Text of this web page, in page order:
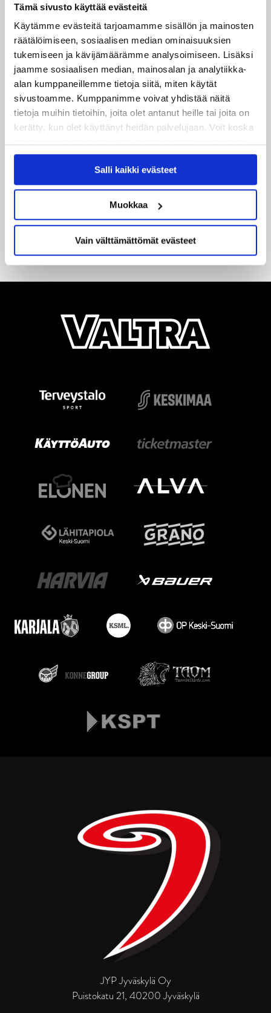
Tämä sivusto käyttää evästeitä
Käytämme evästeitä tarjoamamme sisällön ja mainosten
räätälöimiseen, sosiaalisen median ominaisuuksien
tukemiseen ja kävijämäärämme analysoimiseen. Lisäksi
jaamme sosiaalisen median, mainosalan ja analytiikka-
alan kumppaneillemme tietoja siitä, miten käytät
sivustoamme. Kumppanimme voivat yhdistää näitä
tietoja muihin tietoihin, joita olet antanut heille tai joita on
kerätty, kun olet käyttänyt heidän palvelujaan. Voit koska
käytöstäEvästeet-sivultamme.
Salli kaikki evästeet
Muokkaa
Vain välttämättömät evästeet
25.06.2026
JYP ja Secto Rally Finland yhteistyöhön
02.06.2026
Liiga-kauden 2026-2027 otteluohjelma on julkaistu!
27.05.2026
Reece Newkirk vahvistamaan JYP-hyökkäystä!
18.05.2026
Jaatinen ja Liljamo jatkosopimuksiin – JYPin ja KeuPa HT:n
yhteistyö jatkuu
Tuore Sveitsin mestari Juuso Arola JYP-puolustukseen
kahden vuoden sopimuksella
JYP Jyväskylä Oy
Puistokatu 21, 40200 Jyväskylä